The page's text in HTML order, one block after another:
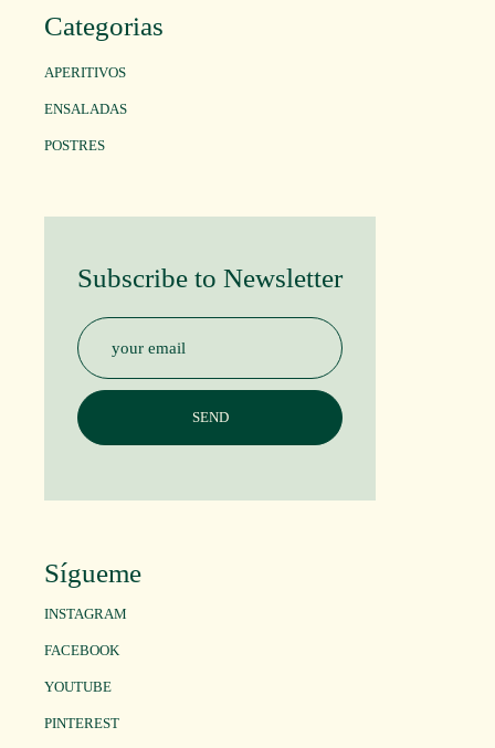
Categorias
APERITIVOS
ENSALADAS
POSTRES
Subscribe to Newsletter
Sígueme
INSTAGRAM
FACEBOOK
YOUTUBE
PINTEREST